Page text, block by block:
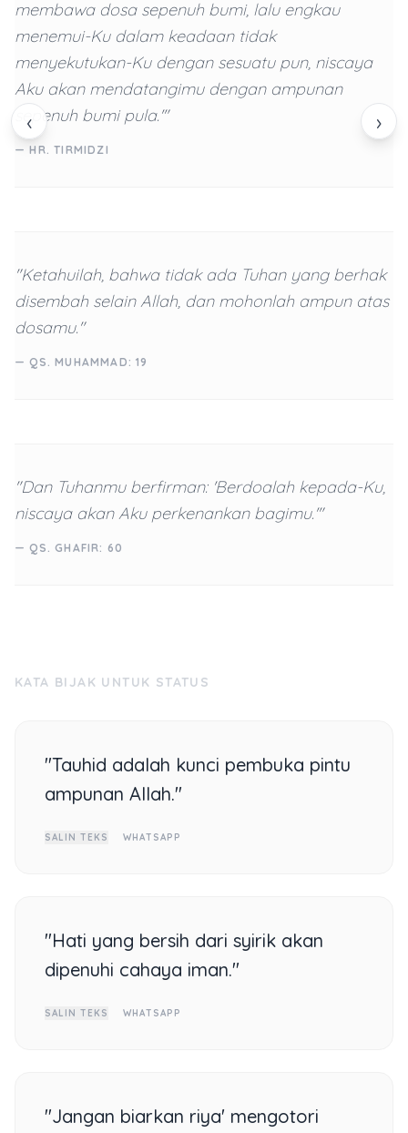
‹ ›
membawa dosa sepenuh bumi, lalu engkau
menemui-Ku dalam keadaan tidak
menyekutukan-Ku dengan sesuatu pun, niscaya
Aku akan mendatangimu dengan ampunan
sepenuh bumi pula.'"
— HR. TIRMIDZI
"Ketahuilah, bahwa tidak ada Tuhan yang berhak
disembah selain Allah, dan mohonlah ampun atas
dosamu."
— QS. MUHAMMAD: 19
"Dan Tuhanmu berfirman: 'Berdoalah kepada-Ku,
niscaya akan Aku perkenankan bagimu.'"
— QS. GHAFIR: 60
KATA BIJAK UNTUK STATUS
"Tauhid adalah kunci pembuka pintu
ampunan Allah."
SALIN TEKS WHATSAPP
"Hati yang bersih dari syirik akan
dipenuhi cahaya iman."
SALIN TEKS WHATSAPP
"Jangan biarkan riya' mengotori